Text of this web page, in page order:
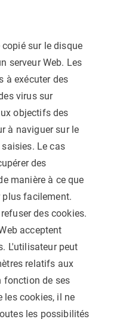
sur le disque
serveur Web. Les
à exécuter des
virus sur
objectifs des
à naviguer sur le
Le cas
des
manière à ce que
facilement.
des cookies.
acceptent
L'utilisateur peut
relatifs aux
fonction de ses
les cookies, il ne
les possibilités